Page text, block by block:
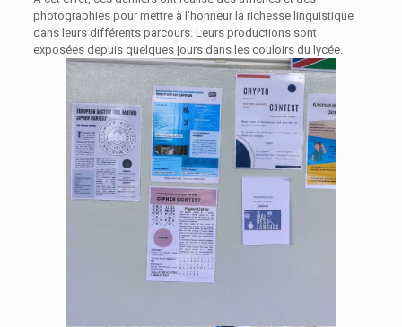
photographies pour mettre à l’honneur la richesse linguistique
dans leurs différents parcours. Leurs productions sont
exposées depuis quelques jours dans les couloirs du lycée.